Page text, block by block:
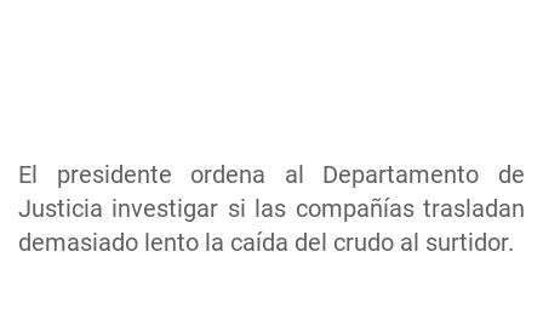
El presidente ordena al Departamento de
Justicia investigar si las compañías trasladan
demasiado lento la caída del crudo al surtidor.